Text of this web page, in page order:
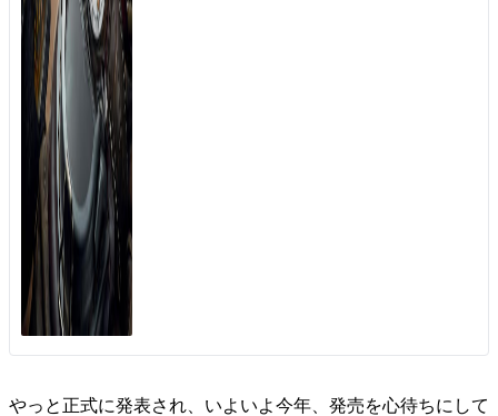
やっと正式に発表され、いよいよ今年、発売を心待ちにして